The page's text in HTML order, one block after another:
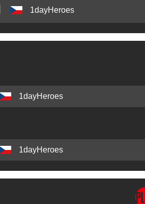
1dayHeroes
1dayHeroes
1dayHeroes